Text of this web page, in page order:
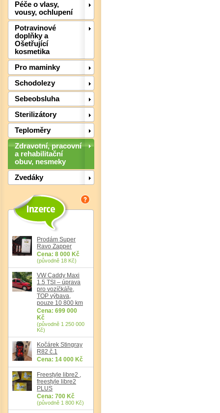
Péče o vlasy,
vousy, ochlupení
Potravinové
doplňky a
Ošetřující
kosmetika
Pro maminky
Schodolezy
Sebeobsluha
Sterilizátory
Teploměry
Zdravotní, pracovní
a rehabilitační
obuv, nesmeky
Zvedáky
Prodám Super
Ravo Zapper
Cena: 8 000 Kč
(původně 18 Kč)
VW Caddy Maxi
1.5 TSI – úprava
pro vozíčkáře,
TOP výbava,
pouze 10 800 km
Cena: 699 000
Kč
(původně 1 250 000
Kč)
Kočárek Stingray
R82 č.1
Cena: 14 000 Kč
Freestyle libre2 ,
freestyle libre2
PLUS
Cena: 700 Kč
(původně 1 800 Kč)